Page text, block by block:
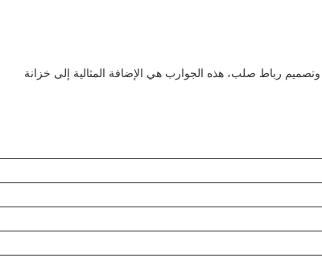
رباط صلب، هذه الجوارب هي الإضافة المثالية إلى خزانة